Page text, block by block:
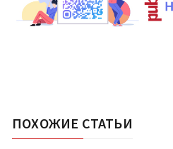
ПОХОЖИЕ СТАТЬИ